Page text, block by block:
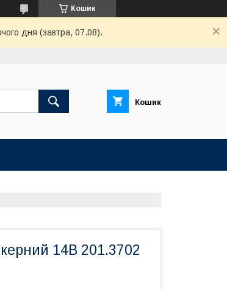
Кошик
дня (завтра, 07.08).
Кошик
14В 201.3702